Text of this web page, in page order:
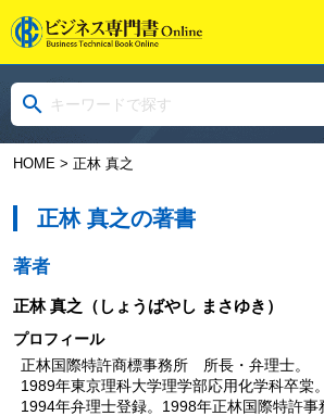
HOME> 正林 真之
正林 真之の著書
著者
正林 真之 （しょうばやし まさゆき）
プロフィール
正林国際特許商標事務所 所長・弁理士。
1989年東京理科大学理学部応用化学科卒棠。
1994年弁理士登録。1998年正林国際特許事